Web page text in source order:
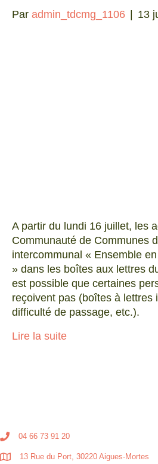
Par admin_tdcmg_1106 13
A partir du lundi 16 juillet, les
Communauté de Communes
intercommunal « Ensemble
» dans les boîtes aux lettres
est possible que certaines
reçoivent pas (boîtes à lettres
difficulté de passage, etc.).
Lire la suite
04 66 73 91 20
13 Rue du Port, 30220 Aigues-Mortes